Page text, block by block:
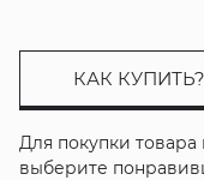
КАК КУПИТЬ?
Для покупки
выберите